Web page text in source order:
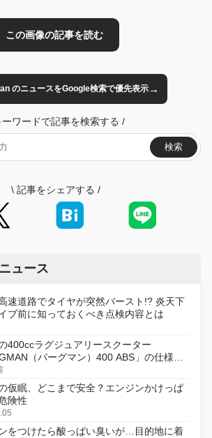
のニュースをGoogle検索で優先表示→
ーワードで記事を検索する /
検索
\ 記事をシェアする /
ュース
速道路でタイヤが突然バースト!? 炎天下
ブ前に知っておくべき点検内容とは
400ccラグジュアリースクーター
（バーグマン）400 ABS」の仕様を
8月18日に発売
仮眠、どこまで安全？エンジンかけっぱ
険性
をつけたら酸っぱい臭いが…目的地に着